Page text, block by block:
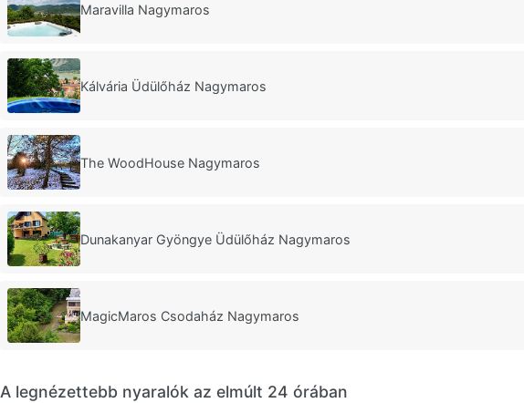
Maravilla Nagymaros
Kálvária Üdülőház Nagymaros
The WoodHouse Nagymaros
Dunakanyar Gyöngye Üdülőház Nagymaros
MagicMaros Csodaház Nagymaros
A legnézettebb nyaralók az elmúlt 24 órában